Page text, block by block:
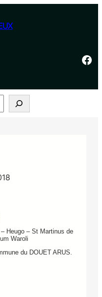
Facebook
Heugo – St Martinus de
Waroli
du DOUET ARUS.